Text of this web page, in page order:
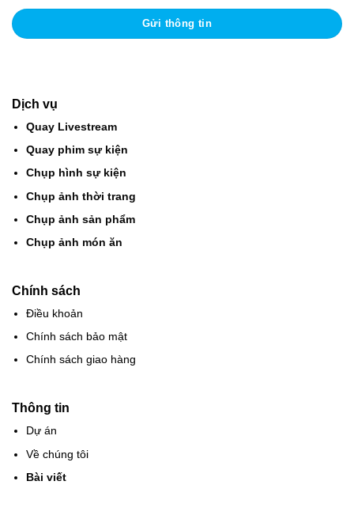
Dịch vụ
Quay Livestream
Quay phim sự kiện
Chụp hình sự kiện
Chụp ảnh thời trang
Chụp ảnh sản phẩm
Chụp ảnh món ăn
Chính sách
Điều khoản
Chính sách bảo mật
Chính sách giao hàng
Thông tin
Dự án
Về chúng tôi
Bài viết